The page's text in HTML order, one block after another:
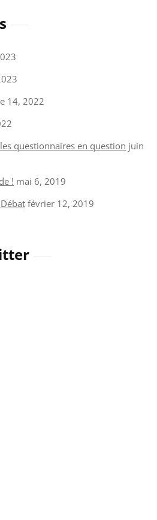
14, 2022
questionnaires en question juin
! mai 6, 2019
février 12, 2019